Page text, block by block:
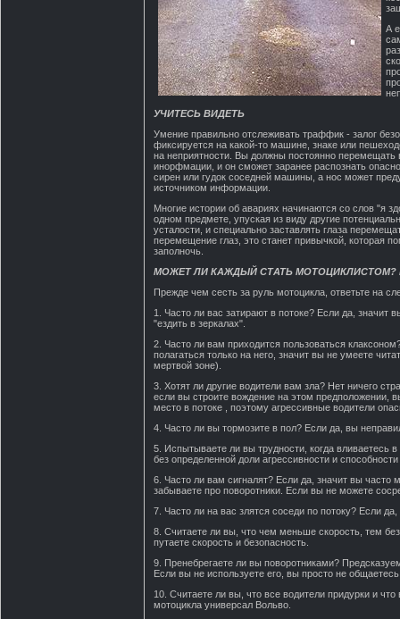
А
УЧИТЕСЬ ВИДЕТЬ
Умение правильно отслеживать траффик - залог
фиксируется на какой-то машине, знаке или
на неприятности. Вы должны постоянно перемещать
инорфмации, и он сможет заранее распознать
сирен или гудок соседней машины, а нос может
источником информации.
Многие истории об авариях начинаются со слов "я
одном предмете, упуская из виду другие
усталости, и специально заставлять глаза
перемещение глаз, это станет привычкой, которая
заполночь.
МОЖЕТ ЛИ КАЖДЫЙ СТАТЬ МОТОЦИКЛИСТОМ?
Прежде чем сесть за руль мотоцикла, ответьте на
1. Часто ли вас затирают в потоке? Если да,
"ездить в зеркалах".
2. Часто ли вам приходится пользоваться
полагаться только на него, значит вы не умеете
мертвой зоне).
3. Хотят ли другие водители вам зла? Нет ничего
если вы строите вождение на этом предположении,
место в потоке , поэтому агрессивные водители
4. Часто ли вы тормозите в пол? Если да, вы
5. Испытываете ли вы трудности, когда вливаетесь
без определенной доли агрессивности и
6. Часто ли вам сигналят? Если да, значит вы
забываете про поворотники. Если вы не можете
7. Часто ли на вас злятся соседи по потоку? Если
8. Считаете ли вы, что чем меньше скорость, тем
путаете скорость и безопасность.
9. Пренебрегаете ли вы поворотниками?
Если вы не используете его, вы просто не
10. Считаете ли вы, что все водители придурки и
мотоцикла универсал Вольво.